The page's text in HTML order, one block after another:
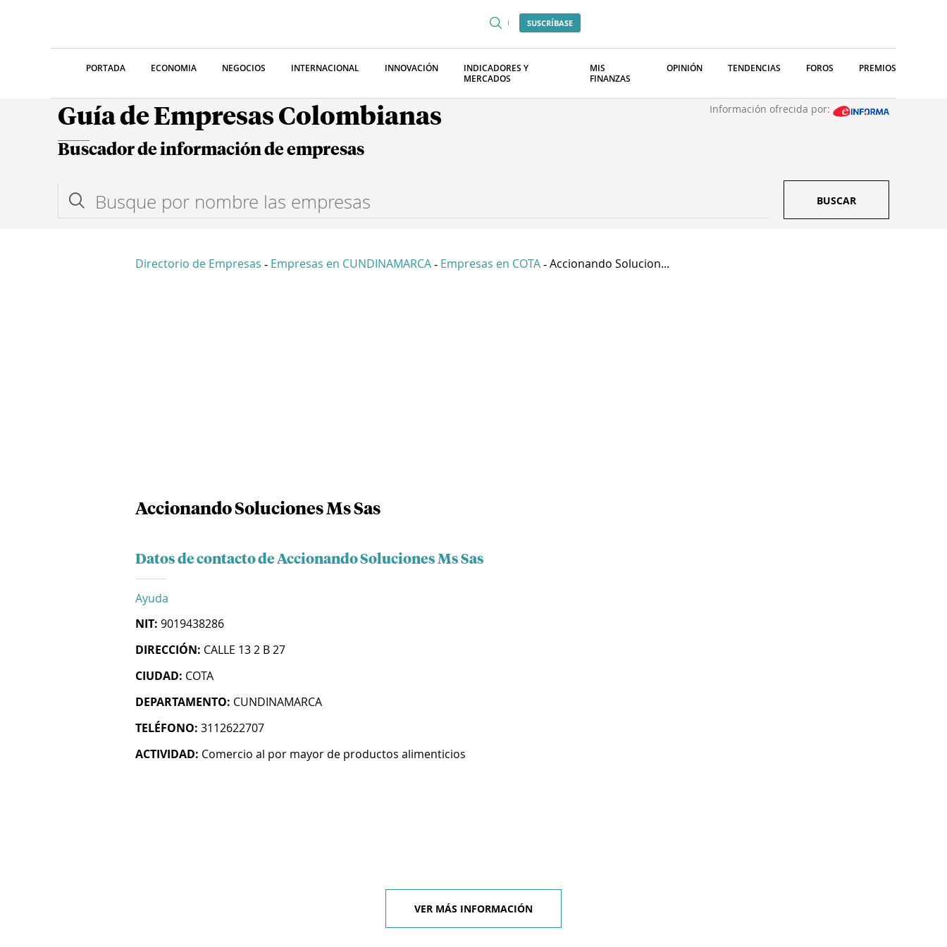
SUSCRÍBASE
PORTADA ECONOMIA NEGOCIOS INTERNACIONAL INNOVACIÓN
INDICADORES Y
MERCADOS
MIS
FINANZAS
OPINIÓN TENDENCIAS FOROS PREMIOS
Guía de Empresas Colombianas Información ofrecida por:
Buscador de información de empresas
BUSCAR
Directorio de Empresas - Empresas en CUNDINAMARCA - Empresas en COTA - Accionando Solucion...
Accionando Soluciones Ms Sas
Datos de contacto de Accionando Soluciones Ms Sas
Ayuda
NIT: 9019438286
DIRECCIÓN: CALLE 13 2 B 27
CIUDAD: COTA
DEPARTAMENTO: CUNDINAMARCA
TELÉFONO: 3112622707
ACTIVIDAD: Comercio al por mayor de productos alimenticios
VER MÁS INFORMACIÓN